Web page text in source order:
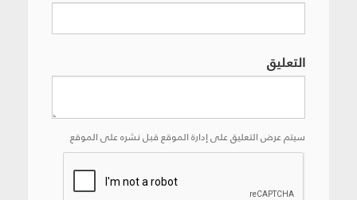
التعليق
سيتم عرض التعليق على إدارة الموقع قبل نشره على الموقع